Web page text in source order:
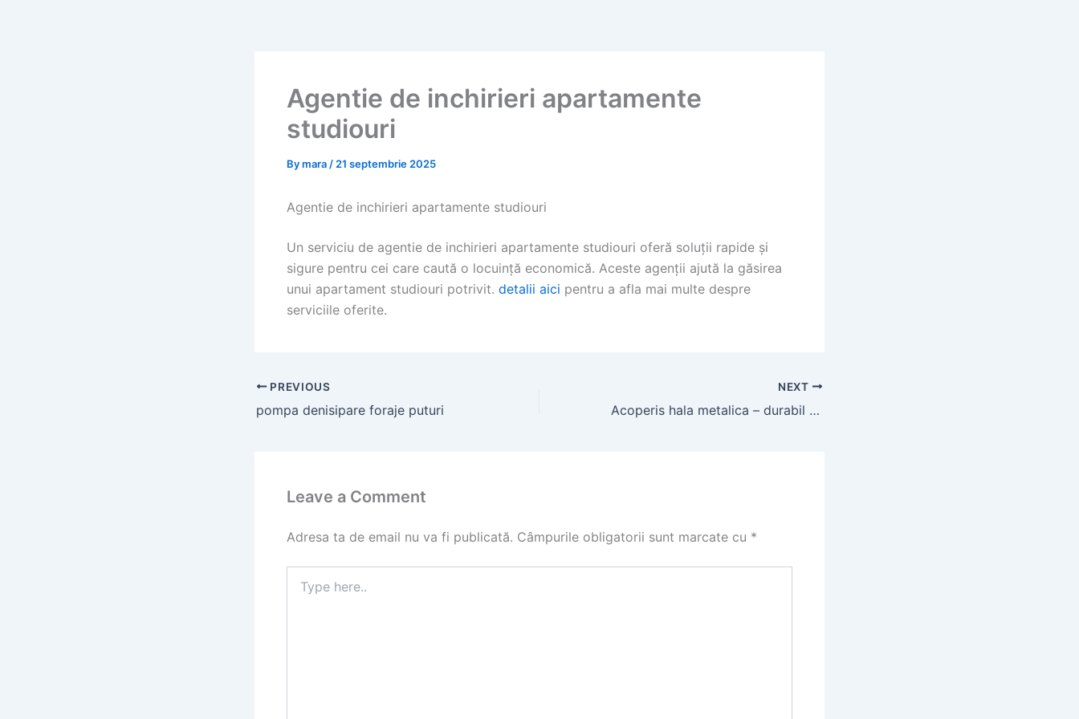
Agentie de inchirieri apartamente
studiouri
Bymara / 21 septembrie 2025
Agentie de inchirieri apartamente studiouri
Un serviciu de agentie de inchirieri apartamente studiouri oferă soluții rapide și
sigure pentru cei care caută o locuință economică. Aceste agenții ajută la găsirea
unui apartament studiouri potrivit. detalii aici pentru a afla mai multe despre
serviciile oferite.
PREVIOUS
pompa denisipare foraje puturi
NEXT
Acoperis hala metalica – durabil si eficient
Leave a Comment
Adresa ta de email nu va fi publicată. Câmpurile obligatorii sunt marcate cu *
here..